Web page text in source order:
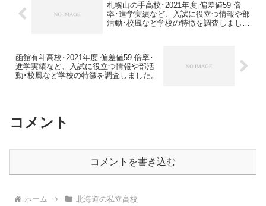
札幌山の手高校･2021年度 偏差値59 倍
率･進学実績など、入試に役立つ情報や部
活動･校風など学校の特徴を調査しまし
函館有斗高校･2021年度 偏差値59 倍率･
進学実績など、入試に役立つ情報や部活
動･校風など学校の特徴を調査しました。
コメント
コメントを書き込む
ホーム 北海道の私立高校